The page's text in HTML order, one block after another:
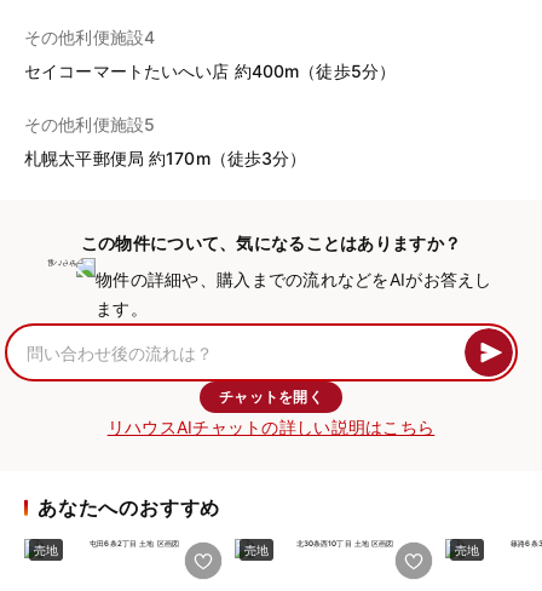
その他利便施設4
セイコーマートたいへい店 約400m（徒歩5分）
その他利便施設5
札幌太平郵便局 約170m（徒歩3分）
この物件について、気になることはありますか？
物件の詳細や、購入までの流れなどをAIがお答えし
ます。
チャットを開く
リハウスAIチャットの詳しい説明はこちら
あなたへのおすすめ
売地 売地 売地